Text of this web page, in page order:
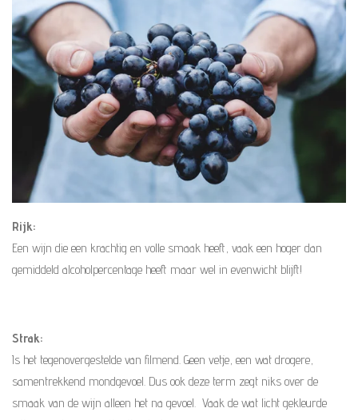
Rijk:
Een wijn die een krachtig en volle smaak heeft, vaak een hoger dan
gemiddeld alcoholpercentage heeft maar wel in evenwicht blijft!
Strak:
Is het tegenovergestelde van filmend. Geen vetje, een wat drogere,
samentrekkend mondgevoel. Dus ook deze term zegt niks over de
smaak van de wijn alleen het na gevoel. Vaak de wat licht gekleurde